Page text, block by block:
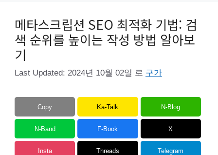
메타스크립션 SEO 최적화 기법: 검
색 순위를 높이는 작성 방법 알아보
기
Last Updated: 2024년 10월 02일 로 구가
Copy Ka-Talk N-Blog
N-Band F-Book X
Insta Threads Telegram